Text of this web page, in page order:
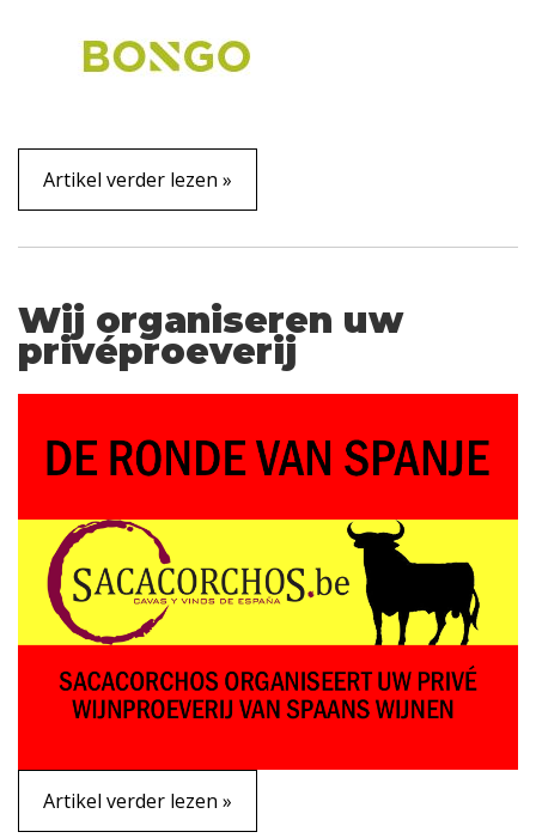
Artikel verder lezen »
Wij organiseren uw
privéproeverij
Artikel verder lezen »